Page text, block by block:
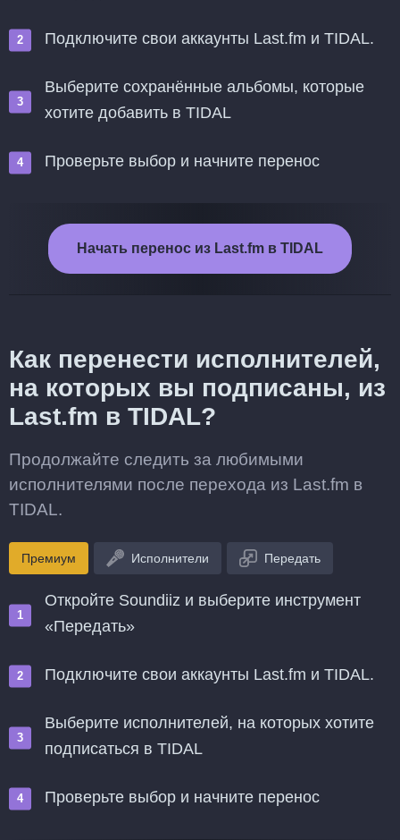
Подключите свои аккаунты Last.fm и TIDAL.
Выберите сохранённые альбомы, которые
хотите добавить в TIDAL
Проверьте выбор и начните перенос
Начать перенос из Last.fm в TIDAL
Как перенести исполнителей,
на которых вы подписаны, из
Last.fm в TIDAL?
Продолжайте следить за любимыми
исполнителями после перехода из Last.fm в
TIDAL.
Премиум Исполнители Передать
Откройте Soundiiz и выберите инструмент
«Передать»
Подключите свои аккаунты Last.fm и TIDAL.
Выберите исполнителей, на которых хотите
подписаться в TIDAL
Проверьте выбор и начните перенос